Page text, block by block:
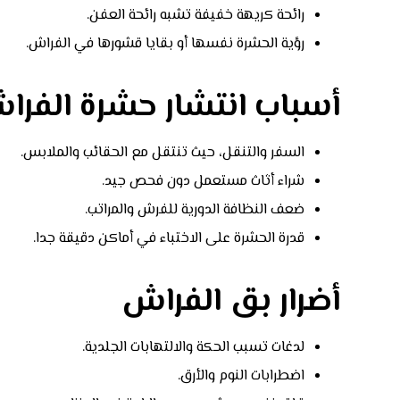
رائحة كريهة خفيفة تشبه رائحة العفن.
رؤية الحشرة نفسها أو بقايا قشورها في الفراش.
أسباب انتشار حشرة
السفر والتنقل، حيث تنتقل مع الحقائب والملابس.
شراء أثاث مستعمل دون فحص جيد.
ضعف النظافة الدورية للفرش والمراتب.
قدرة الحشرة على الاختباء في أماكن دقيقة جدا.
أضرار بق الفراش
لدغات تسبب الحكة والالتهابات الجلدية.
اضطرابات النوم والأرق.